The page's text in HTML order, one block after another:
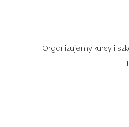
Organizujemy kursy i